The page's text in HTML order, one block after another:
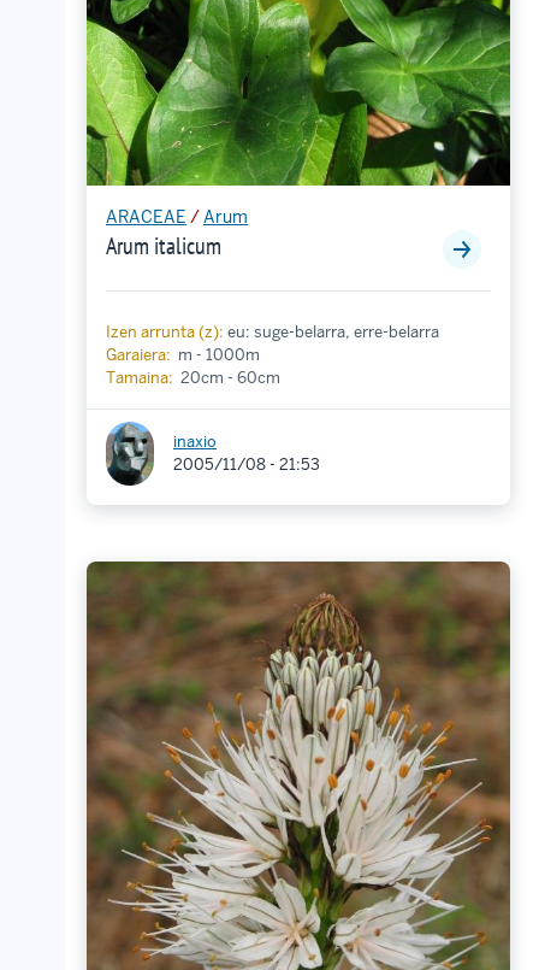
ARACEAE /Arum
Arum italicum
Izen arrunta (z): eu: suge-belarra, erre-belarra
Garaiera: m - 1000m
Tamaina: 20cm - 60cm
inaxio
2005/11/08 - 21:53